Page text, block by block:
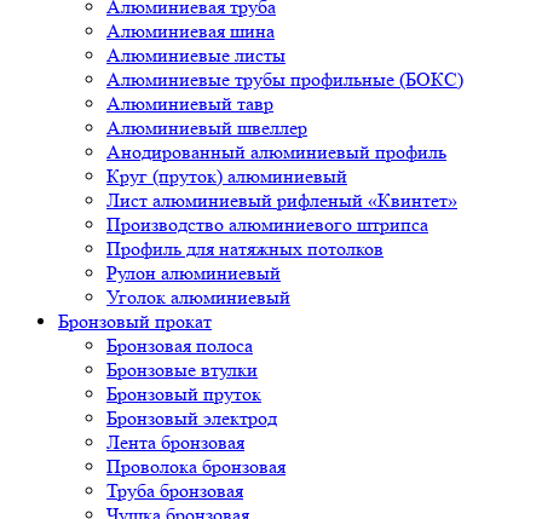
Алюминиевая труба
Алюминиевая шина
Алюминиевые листы
Алюминиевые трубы профильные (БОКС)
Алюминиевый тавр
Алюминиевый швеллер
Анодированный алюминиевый профиль
Круг (пруток) алюминиевый
Лист алюминиевый рифленый «Квинтет»
Производство алюминиевого штрипса
Профиль для натяжных потолков
Рулон алюминиевый
Уголок алюминиевый
Бронзовый прокат
Бронзовая полоса
Бронзовые втулки
Бронзовый пруток
Бронзовый электрод
Лента бронзовая
Проволока бронзовая
Труба бронзовая
Чушка бронзовая